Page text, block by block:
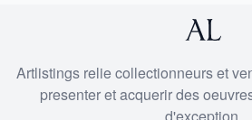
Artlistings relie collectionneurs et
presenter et acquerir des